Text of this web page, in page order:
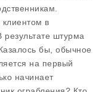
в
штурма
бы, обычное
на первый
начи­нает